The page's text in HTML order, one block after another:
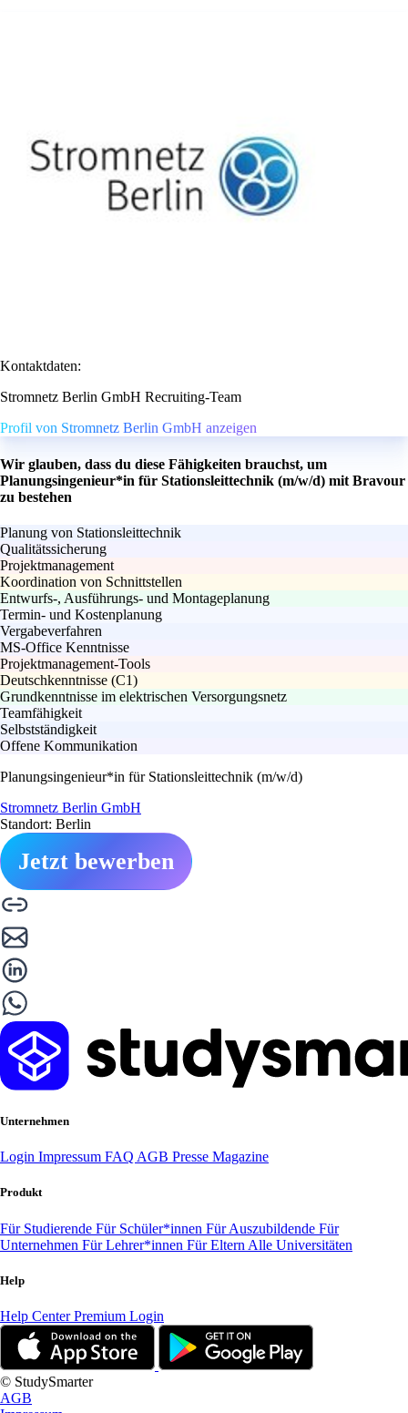
Kontaktdaten:
Stromnetz Berlin GmbH Recruiting-Team
Profil von Stromnetz Berlin GmbH anzeigen
Wir glauben, dass du diese Fähigkeiten brauchst, um
Planungsingenieur*in für Stationsleittechnik (m/w/d) mit Bravour
zu bestehen
Planung von Stationsleittechnik
Qualitätssicherung
Projektmanagement
Koordination von Schnittstellen
Entwurfs-, Ausführungs- und Montageplanung
Termin- und Kostenplanung
Vergabeverfahren
MS-Office Kenntnisse
Projektmanagement-Tools
Deutschkenntnisse (C1)
Grundkenntnisse im elektrischen Versorgungsnetz
Teamfähigkeit
Selbstständigkeit
Offene Kommunikation
Planungsingenieur*in für Stationsleittechnik (m/w/d)
Stromnetz Berlin GmbH
Standort: Berlin
Jetzt bewerben
Unternehmen
Login Impressum FAQ AGB Presse Magazine
Produkt
Für Studierende Für Schüler*innen Für Auszubildende Für
Unternehmen Für Lehrer*innen Für Eltern Alle Universitäten
Help
Help CenterPremium Login
© StudySmarter
AGB